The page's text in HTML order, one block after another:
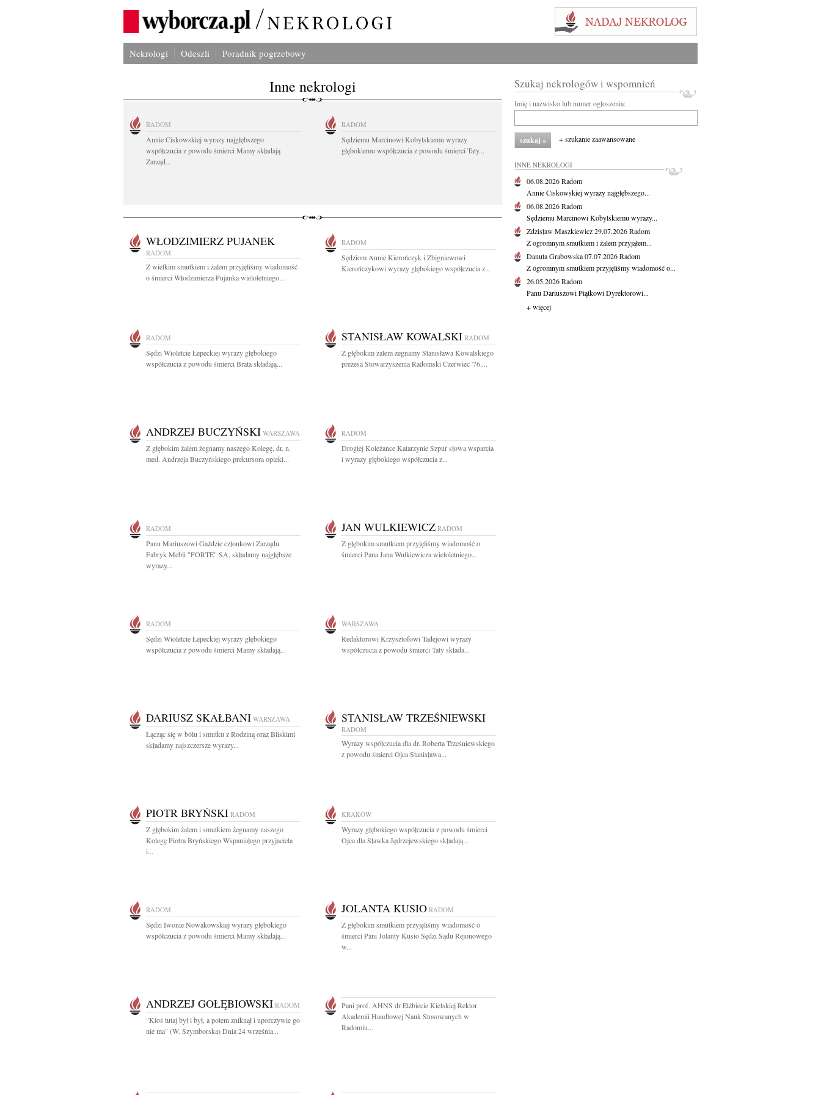
Nekrologi Odeszli Poradnik pogrzebowy
Inne nekrologi
RADOM
Annie Ciskowskiej wyrazy najgłębszego
współczucia z powodu śmierci Mamy składają
Zarząd...
RADOM
Sędziemu Marcinowi Kobylskiemu wyrazy
głębokiemu współczucia z powodu śmierci Taty...
WŁODZIMIERZ PUJANEK
RADOM
Z wielkim smutkiem i żalem przyjęliśmy wiadomość
o śmierci Włodzimierza Pujanka wieloletniego...
RADOM
Sędziom Annie Kierończyk i Zbigniewowi
Kierończykowi wyrazy głębokiego współczucia z...
RADOM
Sędzi Wioletcie Łepeckiej wyrazy głębokiego
współczucia z powodu śmierci Brata składają...
STANISŁAW KOWALSKI RADOM
Z głębokim żalem żegnamy Stanisława Kowalskiego
prezesa Stowarzyszenia Radomski Czerwiec '76....
ANDRZEJ BUCZYŃSKI WARSZAWA
Z głębokim żalem żegnamy naszego Kolegę, dr. n.
med. Andrzeja Buczyńskiego prekursora opieki...
RADOM
Drogiej Koleżance Katarzynie Szpur słowa wsparcia
i wyrazy głębokiego współczucia z...
RADOM
Panu Mariuszowi Gaździe członkowi Zarządu
Fabryk Mebli "FORTE" SA, składamy najgłębsze
wyrazy...
JAN WULKIEWICZ RADOM
Z głębokim smutkiem przyjęliśmy wiadomość o
śmierci Pana Jana Wulkiewicza wieloletniego...
RADOM
Sędzi Wioletcie Łepeckiej wyrazy głębokiego
współczucia z powodu śmierci Mamy składają...
WARSZAWA
Redaktorowi Krzysztofowi Tadejowi wyrazy
współczucia z powodu śmierci Taty składa...
DARIUSZ SKAŁBANI WARSZAWA
Łącząc się w bólu i smutku z Rodziną oraz Bliskimi
składamy najszczersze wyrazy...
STANISŁAW TRZEŚNIEWSKI
RADOM
Wyrazy współczucia dla dr. Roberta Trześniewskiego
z powodu śmierci Ojca Stanisława...
PIOTR BRYŃSKI RADOM
Z głębokim żalem i smutkiem żegnamy naszego
Kolegę Piotra Bryńskiego Wspaniałego przyjaciela
i...
KRAKÓW
Wyrazy głębokiego współczucia z powodu śmierci
Ojca dla Sławka Jędrzejewskiego składają...
RADOM
Sędzi Iwonie Nowakowskiej wyrazy głębokiego
współczucia z powodu śmierci Mamy składają...
JOLANTA KUSIO RADOM
Z głębokim smutkiem przyjęliśmy wiadomość o
śmierci Pani Jolanty Kusio Sędzi Sądu Rejonowego
w...
ANDRZEJ GOŁĘBIOWSKI RADOM
"Ktoś tutaj był i był, a potem zniknął i uporczywie go
nie ma" (W. Szymborska) Dnia 24 września...
Pani prof. AHNS dr Elżbiecie Kielskiej Rektor
Akademii Handlowej Nauk Stosowanych w
Radomiu...
Szukaj nekrologów i wspomnień
Imię i nazwisko lub numer ogłoszenia:
+ szukanie zaawansowane
INNE NEKROLOGI
06.08.2026Radom
Annie Ciskowskiej wyrazy najgłębszego...
06.08.2026Radom
Sędziemu Marcinowi Kobylskiemu wyrazy...
Zdzisław Maszkiewicz29.07.2026Radom
Z ogromnym smutkiem i żalem przyjąłem...
Danuta Grabowska07.07.2026Radom
Z ogromnym smutkiem przyjęliśmy wiadomość o...
26.05.2026Radom
Panu Dariuszowi Piątkowi Dyrektorowi...
+ więcej